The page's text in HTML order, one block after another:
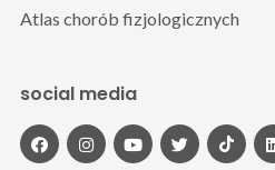
Atlas chorób fizjologicznych
social media